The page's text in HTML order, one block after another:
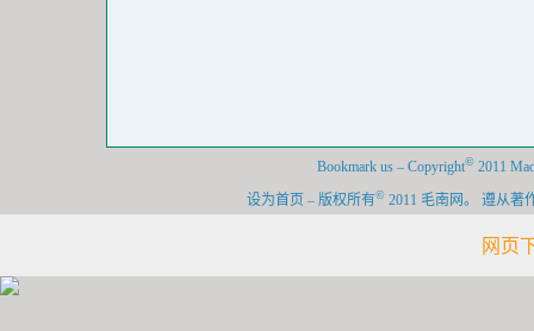
Bookmark us – Copyright© 2011
设为首页 – 版权所有© 2011 毛南网。 遵从著
网页